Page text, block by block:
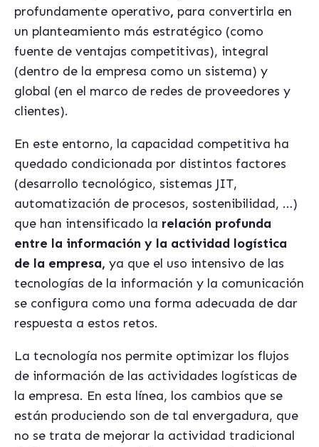
profundamente operativo, para convertirla en
un planteamiento más estratégico (como
fuente de ventajas competitivas), integral
(dentro de la empresa como un sistema) y
global (en el marco de redes de proveedores y
clientes).
En este entorno, la capacidad competitiva ha
quedado condicionada por distintos factores
(desarrollo tecnológico, sistemas JIT,
automatización de procesos, sostenibilidad, …)
que han intensificado la relación profunda
entre la información y la actividad logística
de la empresa, ya que el uso intensivo de las
tecnologías de la información y la comunicación
se configura como una forma adecuada de dar
respuesta a estos retos.
La tecnología nos permite optimizar los flujos
de información de las actividades logísticas de
la empresa. En esta línea, los cambios que se
están produciendo son de tal envergadura, que
no se trata de mejorar la actividad tradicional